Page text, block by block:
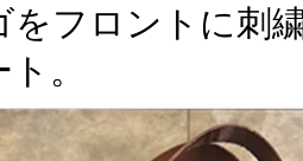
をフロントに刺
。